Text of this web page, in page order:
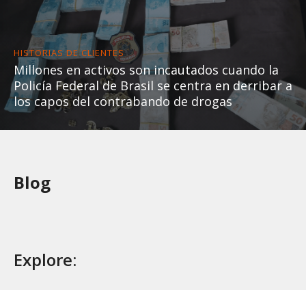
HISTORIAS DE CLIENTES
Millones en activos son incautados cuando la
Policía Federal de Brasil se centra en derribar a
los capos del contrabando de drogas
Blog
Explore: